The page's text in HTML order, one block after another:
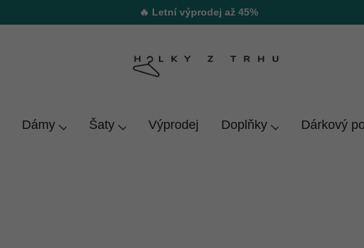
🔥 Letní výprodej až 45%
Dámy Šaty Výprodej Doplňky Dárkový